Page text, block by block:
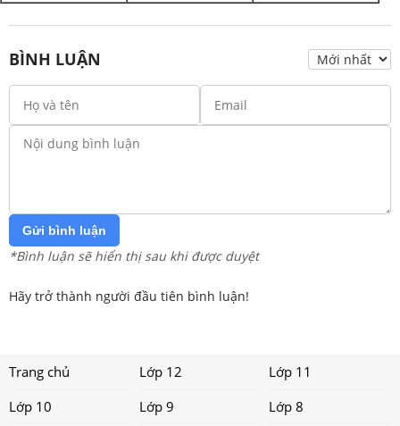
BÌNH LUẬN
Gửi bình luận
*Bình luận sẽ hiển thị sau khi được duyệt
Hãy trở thành người đầu tiên bình luận!
Trang chủ Lớp 12
Lớp 11
Lớp 10
Lớp 9
Lớp 8